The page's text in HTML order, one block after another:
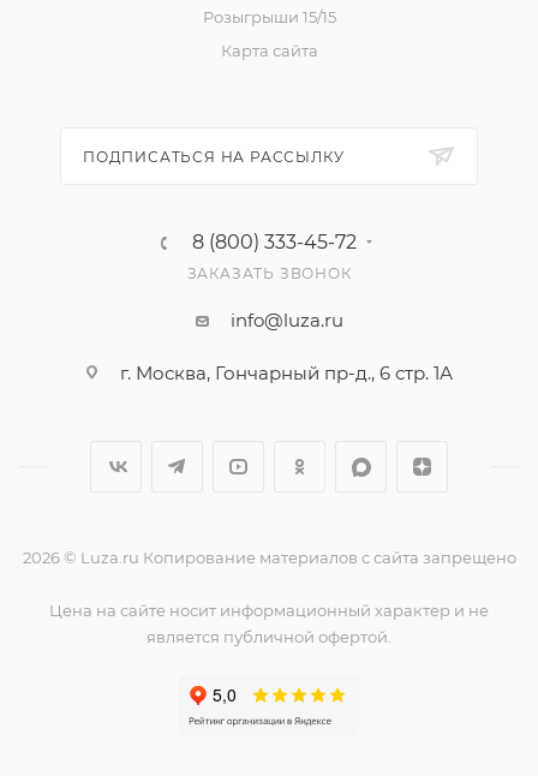
Розыгрыши 15/15
Карта сайта
ПОДПИСАТЬСЯ НА РАССЫЛКУ
8 (800) 333-45-72
ЗАКАЗАТЬ ЗВОНОК
info@luza.ru
г. Москва, Гончарный пр-д., 6 стр. 1А
2026 © Luza.ru Копирование материалов с сайта запрещено
Цена на сайте носит информационный характер и не
является публичной офертой.